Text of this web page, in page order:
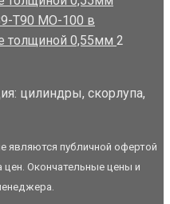
T90 MO-100 в
толщиной 0,55мм 2
цилиндры, скорлупа,
являются публичной офертой
Окончательные цены и